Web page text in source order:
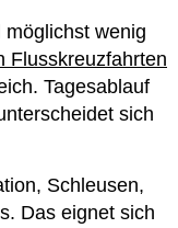
wenig
Flusskreuzfahrten
Tagesablauf
sich
Schleusen,
Das eignet sich